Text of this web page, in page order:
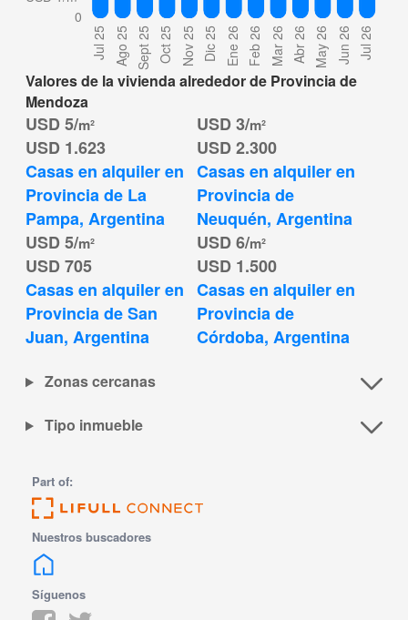
Valores de la vivienda alrededor de Provincia de
Mendoza
USD 1.623
USD 5/m²
Casas en alquiler en
Provincia de La
Pampa, Argentina
USD 2.300
USD 3/m²
Casas en alquiler en
Provincia de
Neuquén, Argentina
USD 705
USD 5/m²
Casas en alquiler en
Provincia de San
Juan, Argentina
USD 1.500
USD 6/m²
Casas en alquiler en
Provincia de
Córdoba, Argentina
Zonas cercanas
Tipo inmueble
Part of:
Nuestros buscadores
Síguenos